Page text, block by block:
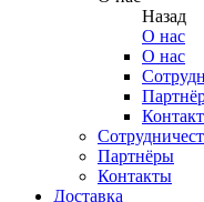
Назад
О нас
О нас
Партнёры
Контакты
Доставка